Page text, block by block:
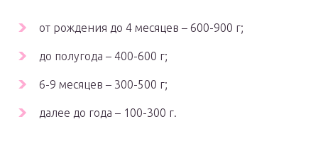
от рождения до 4 месяцев – 600-900 г;
до полугода – 400-600 г;
6-9 месяцев – 300-500 г;
далее до года – 100-300 г.